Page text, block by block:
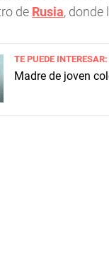
de Rusia, donde
TE PUEDE INTERESAR:
Madre de joven